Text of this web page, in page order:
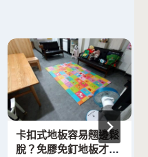
卡扣式地板容易翹邊鬆
脫？免膠免釘地板才是